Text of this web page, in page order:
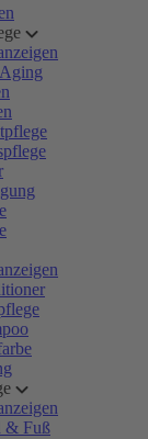
& Fuß